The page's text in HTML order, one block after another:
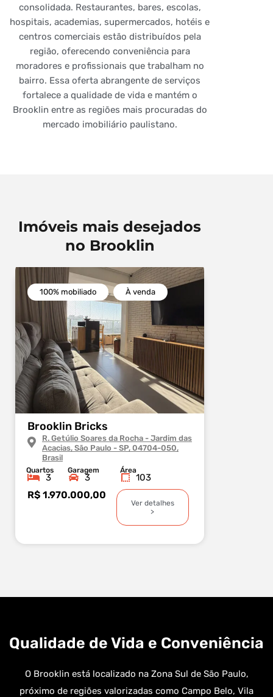
consolidada. Restaurantes, bares, escolas,
hospitais, academias, supermercados, hotéis e
centros comerciais estão distribuídos pela
região, oferecendo conveniência para
moradores e profissionais que trabalham no
bairro. Essa oferta abrangente de serviços
fortalece a qualidade de vida e mantém o
Brooklin entre as regiões mais procuradas do
mercado imobiliário paulistano.
Imóveis mais desejados
no Brooklin
100% mobiliado , À venda
Brooklin Bricks
R. Getúlio Soares da Rocha - Jardim das
Acacias, São Paulo - SP, 04704-050,
Brasil
Quartos
3
Garagem
3
Área
103
R$ 1.970.000,00
Ver detalhes
>
Qualidade de Vida e Conveniência
O Brooklin está localizado na Zona Sul de São Paulo,
próximo de regiões valorizadas como Campo Belo, Vila